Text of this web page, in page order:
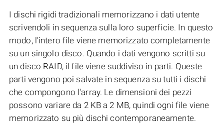
I dischi rigidi tradizionali memorizzano i dati utente
scrivendoli in sequenza sulla loro superficie. In questo
modo, l'intero file viene memorizzato completamente
su un singolo disco. Quando i dati vengono scritti su
un disco RAID, il file viene suddiviso in parti. Queste
parti vengono poi salvate in sequenza su tutti i dischi
che compongono l'array. Le dimensioni dei pezzi
possono variare da 2 KB a 2 MB, quindi ogni file viene
memorizzato su più dischi contemporaneamente.